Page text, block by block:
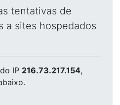
tentativas de
a sites hospedados
do IP 216.73.217.154,